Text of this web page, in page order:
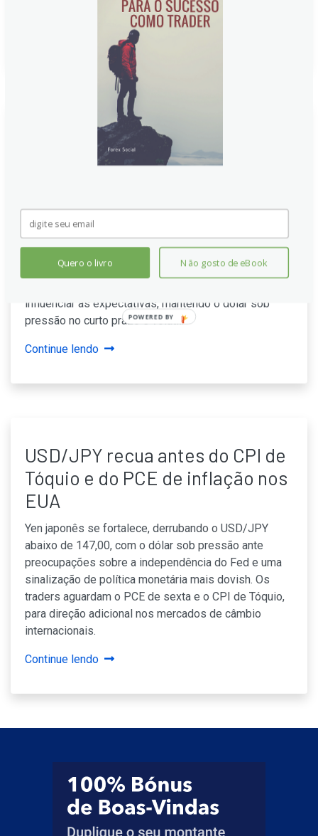
e o humor global também permanece volátil.
Índice do Dólar dos EUA fica
acima de 97,50 com apostas em
cenário
O dólar tende a resistir em torno de 97,70, com o
mercado avaliando sinais de cortes do Fed para
setembro e a inflação em foco. Enquanto Daly sinaliza
influenciar as expectativas, mantendo o dólar sob
pressão no curto prazo e volátil.
Continue lendo
USD/JPY recua antes do CPI de
Tóquio e do PCE de inflação nos
EUA
Yen japonês se fortalece, derrubando o USD/JPY
abaixo de 147,00, com o dólar sob pressão ante
preocupações sobre a independência do Fed e uma
sinalização de política monetária mais dovish. Os
traders aguardam o PCE de sexta e o CPI de Tóquio,
para direção adicional nos mercados de câmbio
internacionais.
Continue lendo
Quero o livro Não gosto de eBook
POWERED BY